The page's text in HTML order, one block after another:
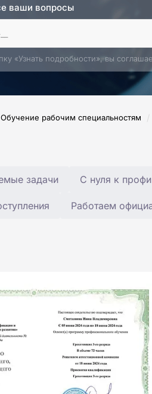
ваши вопросы
«Узнать подробности», вы
Обучение рабочим специальностям /
задачи С нуля к профи
Работаем